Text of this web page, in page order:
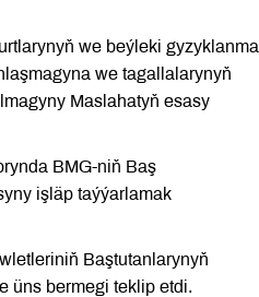
we beýleki gyzyklanma
we tagallalarynyň
Maslahatyň esasy
BMG-niň Baş
işläp taýýarlamak
Baştutanlarynyň
üns bermegi teklip etdi.